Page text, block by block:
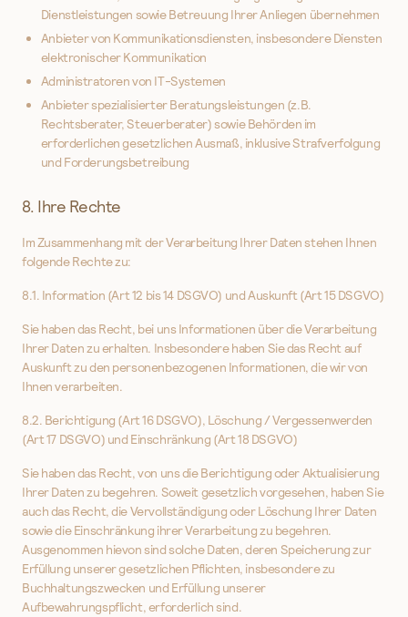
Dienstleistungen sowie Betreuung Ihrer Anliegen übernehmen
Anbieter von Kommunikationsdiensten, insbesondere Diensten
elektronischer Kommunikation
Administratoren von IT-Systemen
Anbieter spezialisierter Beratungsleistungen (z.B.
Rechtsberater, Steuerberater) sowie Behörden im
erforderlichen gesetzlichen Ausmaß, inklusive Strafverfolgung
und Forderungsbetreibung
8. Ihre Rechte
Im Zusammenhang mit der Verarbeitung Ihrer Daten stehen Ihnen
folgende Rechte zu:
8.1. Information (Art 12 bis 14 DSGVO) und Auskunft (Art 15 DSGVO)
Sie haben das Recht, bei uns Informationen über die Verarbeitung
Ihrer Daten zu erhalten. Insbesondere haben Sie das Recht auf
Auskunft zu den personenbezogenen Informationen, die wir von
Ihnen verarbeiten.
8.2. Berichtigung (Art 16 DSGVO), Löschung / Vergessenwerden
(Art 17 DSGVO) und Einschränkung (Art 18 DSGVO)
Sie haben das Recht, von uns die Berichtigung oder Aktualisierung
Ihrer Daten zu begehren. Soweit gesetzlich vorgesehen, haben Sie
auch das Recht, die Vervollständigung oder Löschung Ihrer Daten
sowie die Einschränkung ihrer Verarbeitung zu begehren.
Ausgenommen hievon sind solche Daten, deren Speicherung zur
Erfüllung unserer gesetzlichen Pflichten, insbesondere zu
Buchhaltungszwecken und Erfüllung unserer
Aufbewahrungspflicht, erforderlich sind.